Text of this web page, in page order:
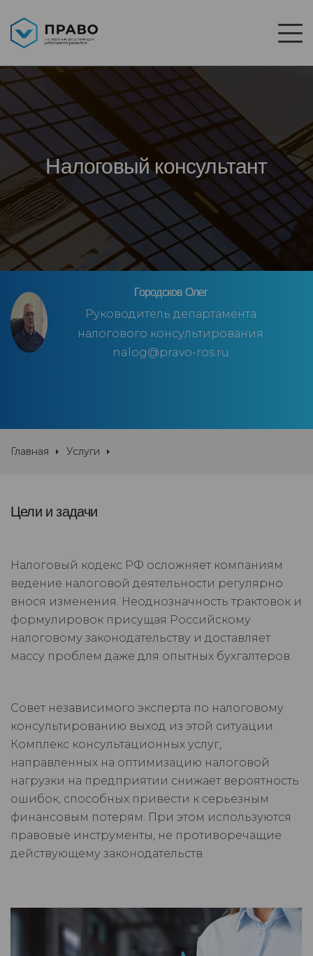
Налоговый консультант
Городсков Олег
Руководитель департамента
налогового консультирования
nalog@pravo-ros.ru
Главная Услуги
Цели и задачи
Налоговый кодекс РФ осложняет компаниям
ведение налоговой деятельности регулярно
внося изменения. Неоднозначность трактовок и
формулировок присущая Российскому
налоговому законодательству и доставляет
массу проблем даже для опытных бухгалтеров.
Совет независимого эксперта по налоговому
консультированию выход из этой ситуации.
Комплекс консультационных услуг,
направленных на оптимизацию налоговой
нагрузки на предприятии снижает вероятность
ошибок, способных привести к серьезным
финансовым потерям. При этом используются
правовые инструменты, не противоречащие
действующему законодательств.